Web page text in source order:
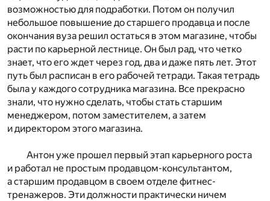
возможностью для подработки. Потом он получил
небольшое повышение до старшего продавца и после
окончания вуза решил остаться в этом магазине, чтобы
расти по карьерной лестнице. Он был рад, что четко
знает, что его ждет через год, два и даже пять лет. Этот
путь был расписан в его рабочей тетради. Такая тетрадь
была у каждого сотрудника магазина. Все прекрасно
знали, что нужно сделать, чтобы стать старшим
менеджером, потом заместителем, а затем
и директором этого магазина.
Антон уже прошел первый этап карьерного роста
и работал не простым продавцом-консультантом,
а старшим продавцом в своем отделе фитнес-
тренажеров. Эти должности практически ничем